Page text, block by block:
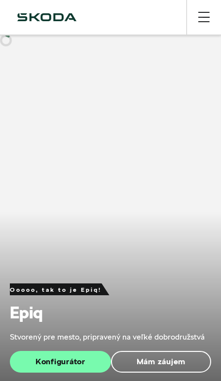
Ooooo, tak to je Epiq!
Epiq
Stvorený pre mesto, pripravený na veľké dobrodružstvá
Konfigurátor Mám záujem